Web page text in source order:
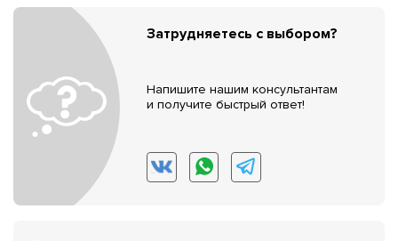
Затрудняетесь с выбором?
Напишите нашим консультантам
и получите быстрый ответ!